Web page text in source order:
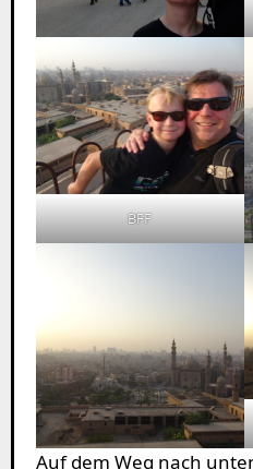
BFF
Auf dem Weg nach